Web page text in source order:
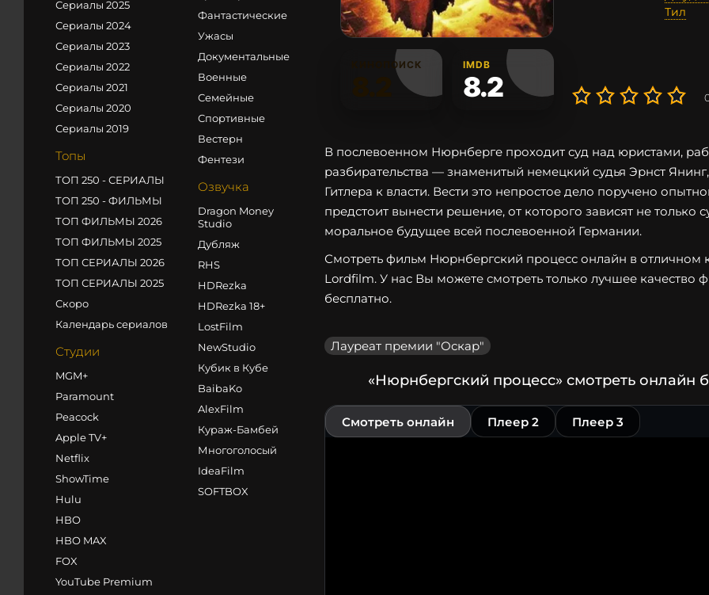
Сериалы 2025
Сериалы 2024
Сериалы 2023
Сериалы 2022
Сериалы 2021
Сериалы 2020
Сериалы 2019
Топы
ТОП 250 - СЕРИАЛЫ
ТОП 250 - ФИЛЬМЫ
ТОП ФИЛЬМЫ 2026
ТОП ФИЛЬМЫ 2025
ТОП СЕРИАЛЫ 2026
ТОП СЕРИАЛЫ 2025
Скоро
Календарь сериалов
Студии
MGM+
Paramount
Peacock
Apple TV+
Netflix
ShowTime
Hulu
HBO
HBO MAX
FOX
YouTube Premium
Фантастические
Ужасы
Документальные
Военные
Семейные
Спортивные
Вестерн
Фентези
Озвучка
Dragon Money
Studio
Дубляж
RHS
HDRezka
HDRezka 18+
LostFilm
NewStudio
Кубик в Кубе
BaibaKo
AlexFilm
Кураж-Бамбей
Многоголосый
IdeaFilm
SOFTBOX
КИНОПОИСК IMDB
8.2
Тил
В послевоенном Нюрнберге проходит суд над юристами,
разбирательства — знаменитый немецкий судья Эрнст
Гитлера к власти. Вести это непростое дело поручено
предстоит вынести решение, от которого зависят не только
моральное будущее всей послевоенной Германии.
Смотреть фильм Нюрнбергский процесс онлайн в отличном
Lordfilm. У нас Вы можете смотреть только лучшее качество
бесплатно.
Лауреат премии "Оскар"
«Нюрнбергский процесс» смотреть онлайн
Смотреть онлайн Плеер 2 Плеер 3